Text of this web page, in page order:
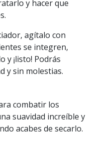
y hacer que
agítalo con
se integren,
y ¡listo! Podrás
y sin molestias.
combatir los
suavidad increíble y
acabes de secarlo.